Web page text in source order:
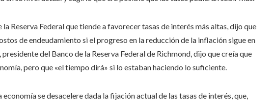
Reserva Federal que tiende a favorecer tasas de interés más altas, dijo que
de endeudamiento si el progreso en la reducción de la inflación sigue en
del Banco de la Reserva Federal de Richmond, dijo que creía que
pero que «el tiempo dirá» si lo estaban haciendo lo suficiente.
se desacelere dada la fijación actual de las tasas de interés, que,